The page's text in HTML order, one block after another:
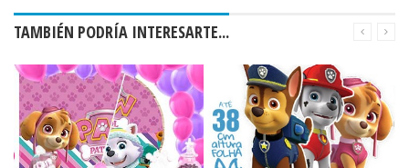
TAMBIÉN PODRÍA INTERESARTE...